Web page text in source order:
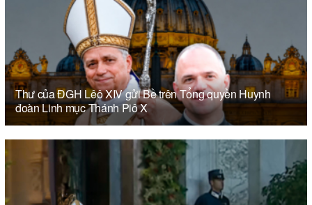
Thư của ĐGH Lêô XIV gửi Bề trên Tổng quyền Huynh
đoàn Linh mục Thánh Piô X